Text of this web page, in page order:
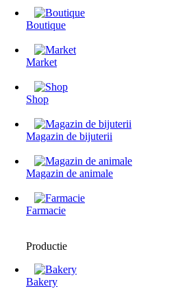
Boutique
Market
Shop
Magazin de bijuterii
Magazin de animale
Farmacie
Productie
Bakery